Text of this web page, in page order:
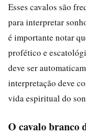
Esses cavalos são
para interpretar
é importante notar
profético e
deve ser
interpretação deve
vida espiritual do
O cavalo branco